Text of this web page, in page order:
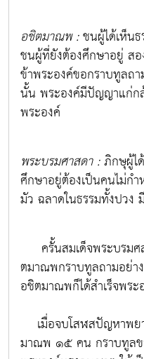
อชิตมาณพ :ชนผู้ได้เห็น
ชนผู้ที่ยังต้องศึกษาอยู่ ส
ข้าพระองค์ขอกราบทูลถ
นั้น พระองค์มีปัญญาแก่ก
พระองค์
พระบรมศาสดา :ภิกษุผู้ไ
ศึกษาอยู่ต้องเป็นคนไม่ก
มัว ฉลาดในธรรมทั้งปว
ครั้นสมเด็จพระบรม
ตมาณพกราบทูลถามอย่
อชิตมาณพก็ได้สำเร็จพร
เมื่อจบโสฬสปัญหาพ
มาณพ ๑๕ คน กราบทูล